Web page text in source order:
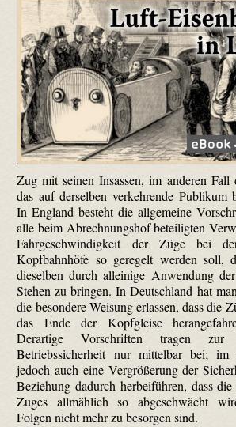
Zug mit seinen Insassen, im anderen Fall
das auf derselben verkehrende Publikum
In England besteht die allgemeine
alle beim Abrechnungshof beteiligten
Fahrgeschwindigkeit der Züge bei
Kopfbahnhöfe so geregelt werden soll,
dieselben durch alleinige Anwendung
Stehen zu bringen. In Deutschland hat
die besondere Weisung erlassen, dass die
das Ende der Kopfgleise
Derartige Vorschriften tragen zur
Betriebssicherheit nur mittelbar bei; im
jedoch auch eine Vergrößerung der
Beziehung dadurch herbeiführen, dass
Zuges allmählich so abgeschwächt
Folgen nicht mehr zu besorgen sind.